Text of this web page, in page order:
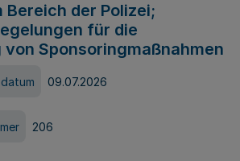
Bereich der Polizei;
für die
von Sponsoringmaßnahmen
09.07.2026
206